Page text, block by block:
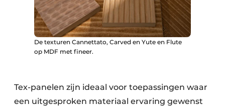
De texturen Cannettato, Carved en Yute en Flute
op MDF met fineer.
Tex-panelen zijn ideaal voor toepassingen waar
een uitgesproken materiaal ervaring gewenst